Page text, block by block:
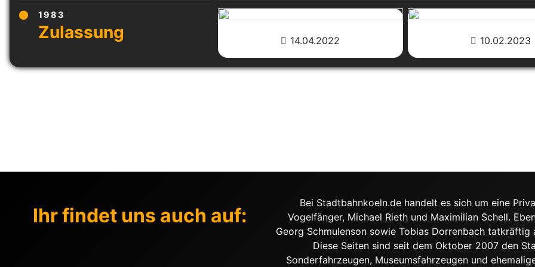
1983
14.04.2022 10.02.2023
Ihr findet uns auch auf:
Bei Stadtbahnkoeln.de handelt es sich um eine
Vogelfänger, Michael Rieth und Maximilian Schell.
Georg Schmulenson sowie Tobias Dorrenbach
Diese Seiten sind seit dem Oktober 2007 den
Sonderfahrzeugen, Museumsfahrzeugen und